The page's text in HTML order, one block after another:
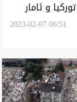
و ئامار
2023-02-07 06:51